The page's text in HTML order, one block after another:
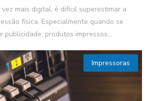
vez mais digital, é difícil superestimar a
física. Especialmente quando se
publicidade, produtos impressos...
Impressoras